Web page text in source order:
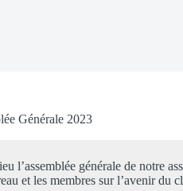
Générale 2023
l’assemblée générale de notre
et les membres sur l’avenir